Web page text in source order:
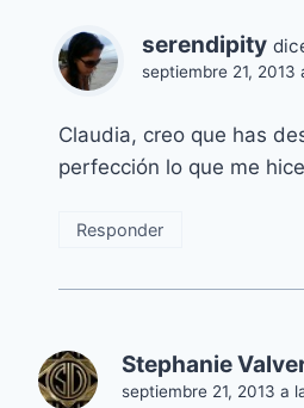
serendipity
septiembre 21, 2013
Claudia, creo que has
perfección lo que me
Responder
Stephanie
septiembre 21, 2013 a